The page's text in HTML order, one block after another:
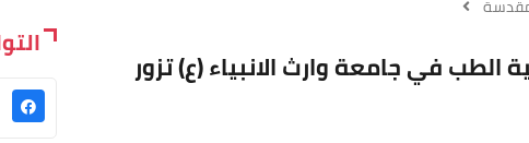
الطب في جامعة وارث الانبياء (ع) تزور